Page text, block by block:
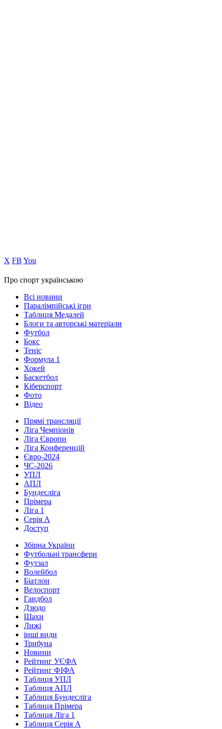
Х FB You
Про спорт українською
Всі новини
Паралімпійські ігри
Таблиця Медалей
Блоги та авторські матеріали
Футбол
Бокс
Теніс
Формула 1
Хокей
Баскетбол
Кіберспорт
Фото
Відео
Прямі трансляції
Ліга Чемпіонів
Ліга Європи
Ліга Конференцій
Євро-2024
ЧС-2026
УПЛ
АПЛ
Бундесліга
Прімера
Ліга 1
Серія А
Доступ
Збірна України
Футбольні трансфери
Футзал
Волейбол
Біатлон
Велоспорт
Гандбол
Дзюдо
Шахи
Лижі
інші види
Трибуна
Новини
Рейтинг УЄФА
Рейтинг ФІФА
Таблиця УПЛ
Таблиця АПЛ
Таблиця Бундесліга
Таблиця Прімера
Таблиця Ліга 1
Таблиця Серія А